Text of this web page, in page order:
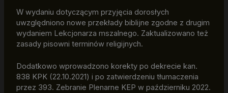
W wydaniu dotyczącym przyjęcia dorosłych
uwzględniono nowe przekłady biblijne zgodne z drugim
wydaniem Lekcjonarza mszalnego. Zaktualizowano też
zasady pisowni terminów religijnych.
Dodatkowo wprowadzono korekty po dekrecie kan.
838 KPK (22.10.2021) i po zatwierdzeniu tłumaczenia
przez 393. Zebranie Plenarne KEP w październiku 2022.